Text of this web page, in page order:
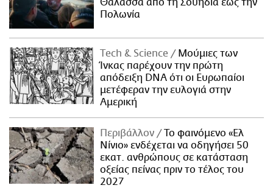
Θάλασσα από τη Σουηδία έως την
Πολωνία
Τech & Science
Μούμιες των
Ίνκας παρέχουν την πρώτη
απόδειξη DNA ότι οι Ευρωπαίοι
μετέφεραν την ευλογιά στην
Αμερική
Περιβάλλον
Το φαινόμενο «Ελ
Νίνιο» ενδέχεται να οδηγήσει 50
εκατ. ανθρώπους σε κατάσταση
οξείας πείνας πριν το τέλος του
2027